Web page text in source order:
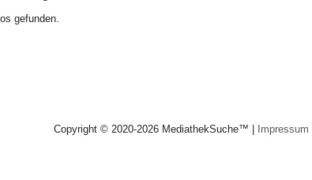
gefunden.
Copyright © 2020-2026 MediathekSuche™ | Impressum